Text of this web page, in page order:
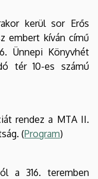
kerül sor Erős
embert kíván című
Ünnepi Könyvhét
tér 10-es számú
rendez a MTA II.
(Program)
a 316. teremben